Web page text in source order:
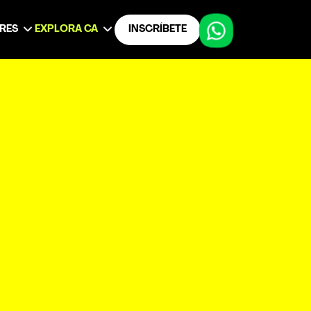
EXPLORA CA INSCRÍBETE